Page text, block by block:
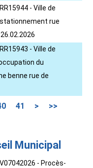
- Ville de
rue
- Ville de
du
benne rue de
41 > >>
Municipal
- Procès-